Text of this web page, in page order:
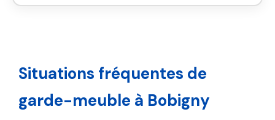
field
blank
Situations fréquentes de
garde-meuble à Bobigny